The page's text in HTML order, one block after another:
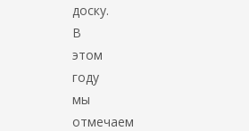
доску.
В
этом
году
мы
отмечаем